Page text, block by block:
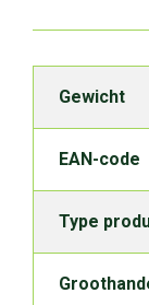
Gewicht
EAN-code
Type